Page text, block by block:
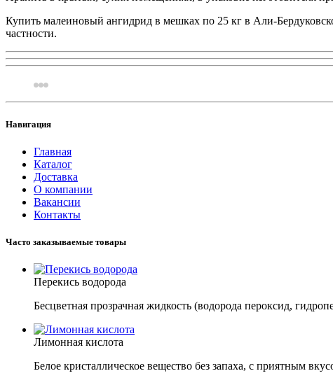
Купить малеиновый ангидрид в мешках по 25 кг в Али-
частности.
Навигация
Главная
Каталог
Доставка
О компании
Вакансии
Контакты
Часто заказываемые товары
Перекись водорода
Бесцветная прозрачная жидкость (водорода пероксид,
Лимонная кислота
Белое кристаллическое вещество без запаха, с приятным